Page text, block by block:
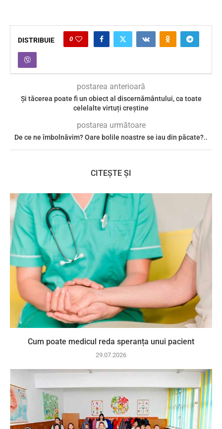
DISTRIBUIE 0
postarea anterioară
Și tăcerea poate fi un obiect al discernământului, ca toate
celelalte virtuți creștine
postarea următoare
De ce ne îmbolnăvim? Oare bolile noastre se iau din păcate?..
CITEȘTE ȘI
Cum poate medicul reda speranța unui pacient
29.07.2026